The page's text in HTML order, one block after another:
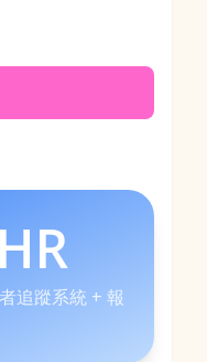
追蹤系統 + 報